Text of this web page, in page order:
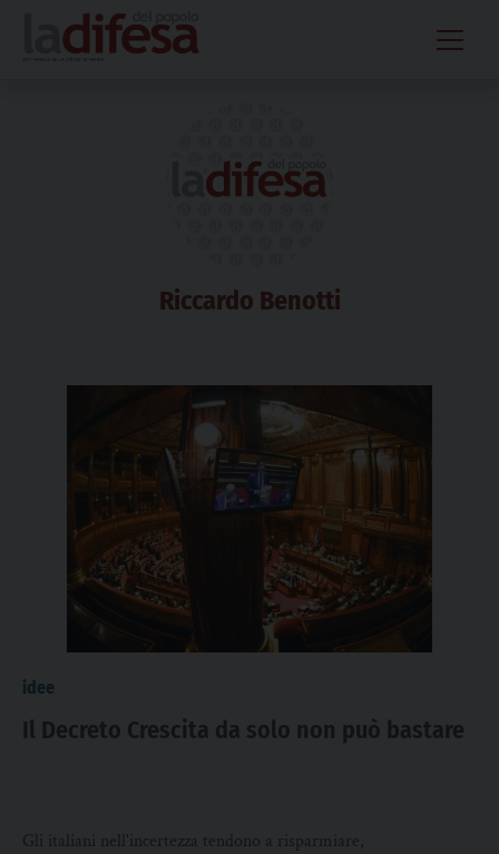
content
Riccardo Benotti
idee
Il Decreto Crescita da solo non può bastare
Gli italiani nell'incertezza tendono a risparmiare,